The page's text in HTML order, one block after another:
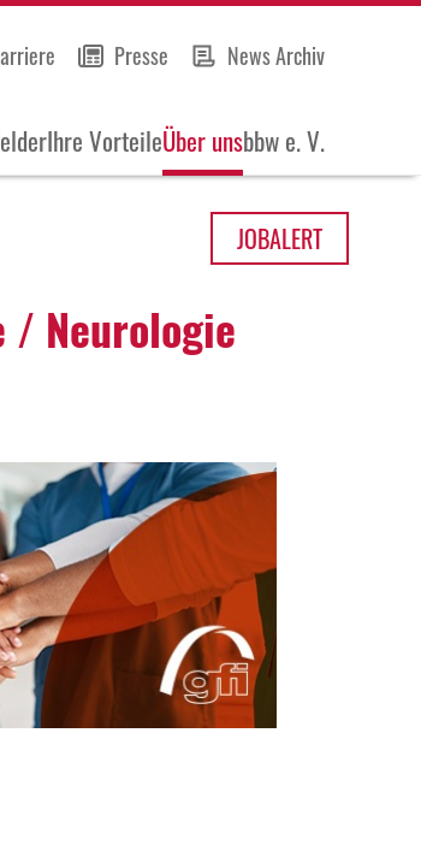
Presse News Archiv
Ihre VorteileÜber unsbbw e. V.
JOBALERT
Neuro­logie